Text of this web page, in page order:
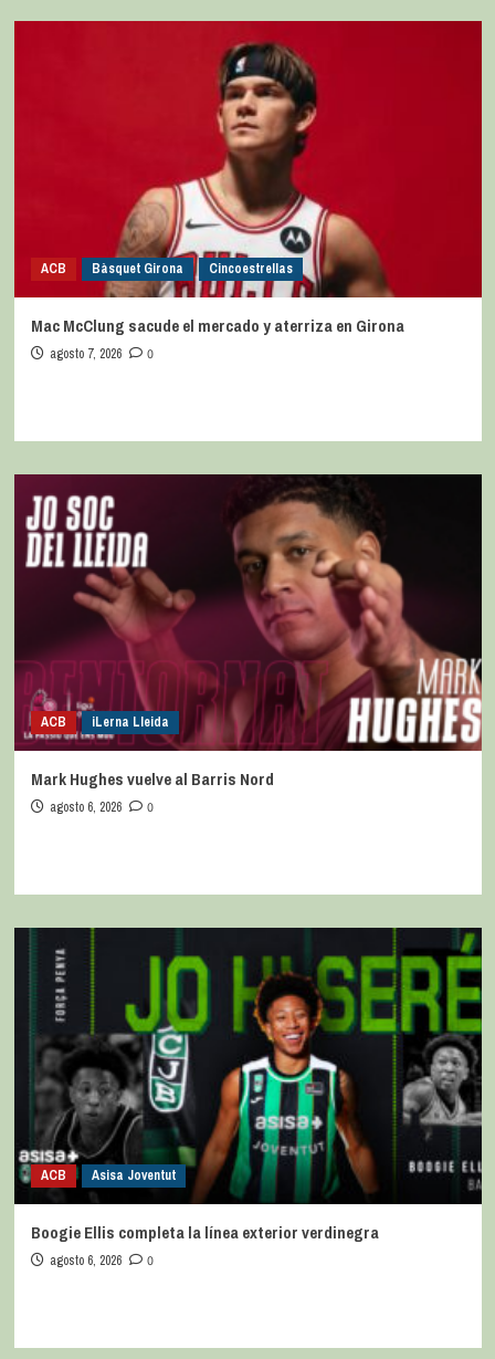
ACB Bàsquet Girona Cincoestrellas
Mac McClung sacude el mercado y aterriza en Girona
agosto 7, 2026 0
ACB iLerna Lleida
Mark Hughes vuelve al Barris Nord
agosto 6, 2026 0
ACB Asisa Joventut
Boogie Ellis completa la línea exterior verdinegra
agosto 6, 2026 0